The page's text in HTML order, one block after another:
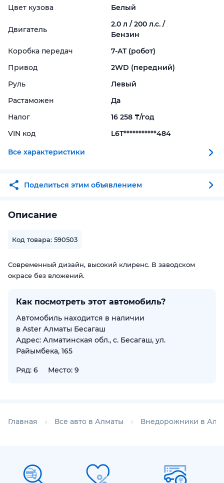
Цвет кузова
Белый
Двигатель
2.0 л / 200 л.с. /
Бензин
Коробка передач
7-AT (робот)
Привод
2WD (передний)
Руль
Левый
Растаможен
Да
Налог
16 258 ₸/год
VIN код
L6T***********484
Все характеристики
Поделиться этим объявлением
Описание
Код товара: 590503
Современный дизайн, высокий клиренс. В заводском
окрасе без вложений.
Как посмотреть этот автомобиль?
Автомобиль находится в наличии
в Aster Алматы Бесагаш
Адрес: Алматинская обл., с. Бесагаш, ул.
Райымбека, 165
Ряд: 6 Место: 9
Главная Все авто в Алматы Внедорожники в